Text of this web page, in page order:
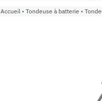
Accueil •Tondeuse à batterie •